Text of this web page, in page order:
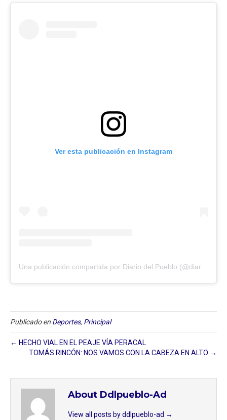
Ver esta publicación en Instagram
Publicado en Deportes, Principal
← HECHO VIAL EN EL PEAJE VÍA PERACAL
TOMÁS RINCÓN: NOS VAMOS CON LA CABEZA EN ALTO →
About Ddlpueblo-Ad
View all posts by ddlpueblo-ad →